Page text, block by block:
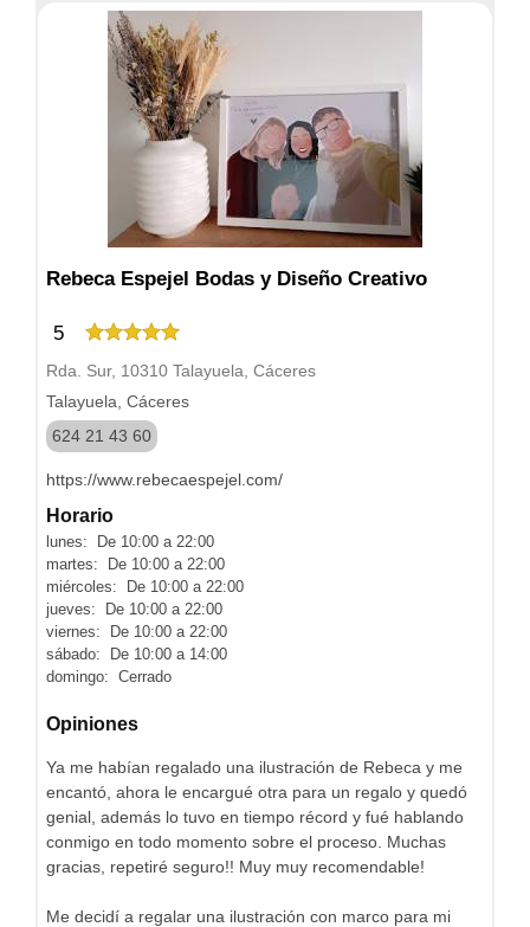
Rebeca Espejel Bodas y Diseño Creativo
5
Rda. Sur, 10310 Talayuela, Cáceres
Talayuela, Cáceres
624 21 43 60
https://www.rebecaespejel.com/
Horario
lunes: De 10:00 a 22:00
martes: De 10:00 a 22:00
miércoles: De 10:00 a 22:00
jueves: De 10:00 a 22:00
viernes: De 10:00 a 22:00
sábado: De 10:00 a 14:00
domingo: Cerrado
Opiniones
Ya me habían regalado una ilustración de Rebeca y me
encantó, ahora le encargué otra para un regalo y quedó
genial, además lo tuvo en tiempo récord y fué hablando
conmigo en todo momento sobre el proceso. Muchas
gracias, repetiré seguro!! Muy muy recomendable!
Me decidí a regalar una ilustración con marco para mi